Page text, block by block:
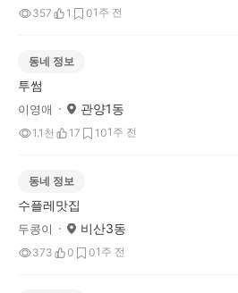
357 1 01주 전
동네 정보
투썸
이영애 관양1동
1.1천 17 101주 전
동네 정보
수플레맛집
두콩이 비산3동
373 0 01주 전